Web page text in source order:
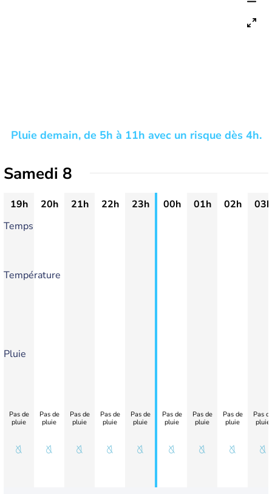
Pluie demain, de 5h à 11h avec un risque dès 4h.
Samedi 8
19h 20h 21h 22h 23h 00h 01h 02h
03h
Temps
Température
Pluie
Pas de
pluie
Pas de
pluie
Pas de
pluie
Pas de
pluie
Pas de
pluie
Pas de
pluie
Pas de
pluie
Pas de
pluie
Pas
pluie